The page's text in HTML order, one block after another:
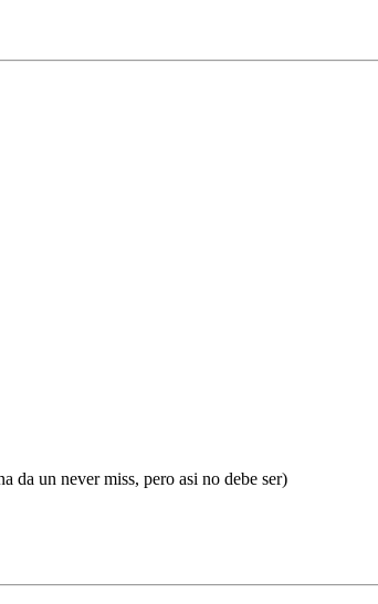
da un never miss, pero asi no debe ser)